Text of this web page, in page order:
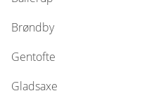
Brøndby
Gentofte
Gladsaxe